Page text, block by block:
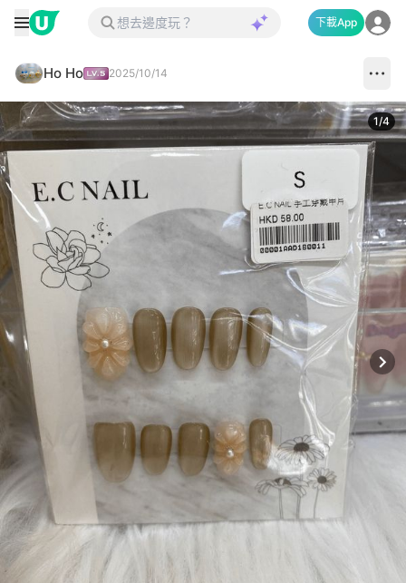
下載App
Ho Ho 2025/10/14
1/4